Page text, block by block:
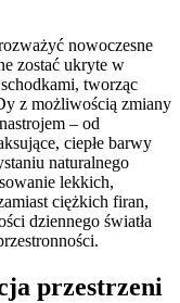
nowoczesne
zostać ukryte w
tworząc
z możliwością zmiany
– od
ciepłe barwy
naturalnego
lekkich,
ciężkich firan,
dziennego światła
przestrzeni